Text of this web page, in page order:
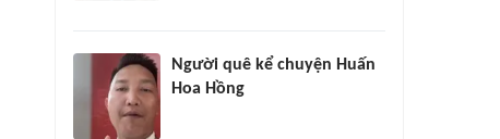
Người quê kể chuyện Huấn
Hoa Hồng